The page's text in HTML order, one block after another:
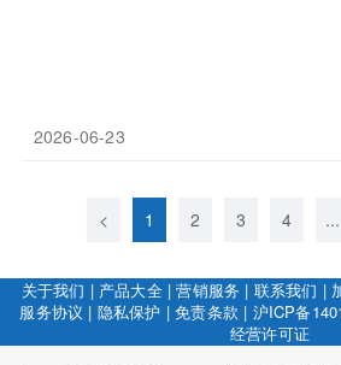
2026-06-23
< 1 2 3 4 ...
关于我们 | 产品大全|营销服务 | 联系我们 |
服务协议 | 隐私保护 |免责条款 | 沪ICP备
经营许可证